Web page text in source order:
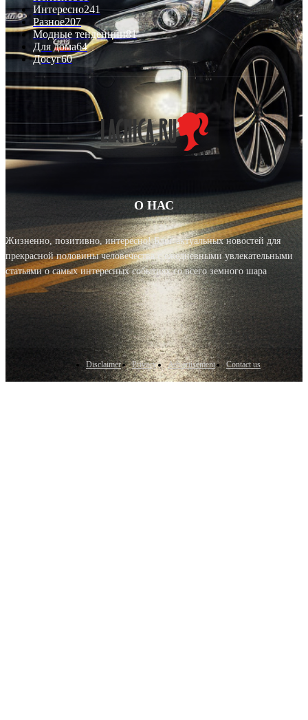
Интересно241
Разное207
Модные тенденции81
Для дома64
Досуг60
О НАС
Жизненно, позитивно, интересно! Блог актуальных новостей для
прекрасной половины человечества с ежедневными увлекательными
статьями о самых интересных событиях со всего земного шара
Disclaimer Privacy Advertisement Contact us